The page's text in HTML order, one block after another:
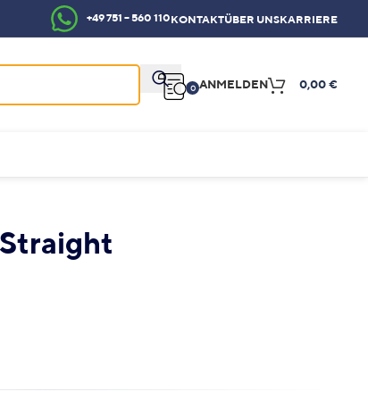
+49 751 – 560 110KONTAKTÜBER UNSKARRIERE
0 ANMELDEN 0,00 €